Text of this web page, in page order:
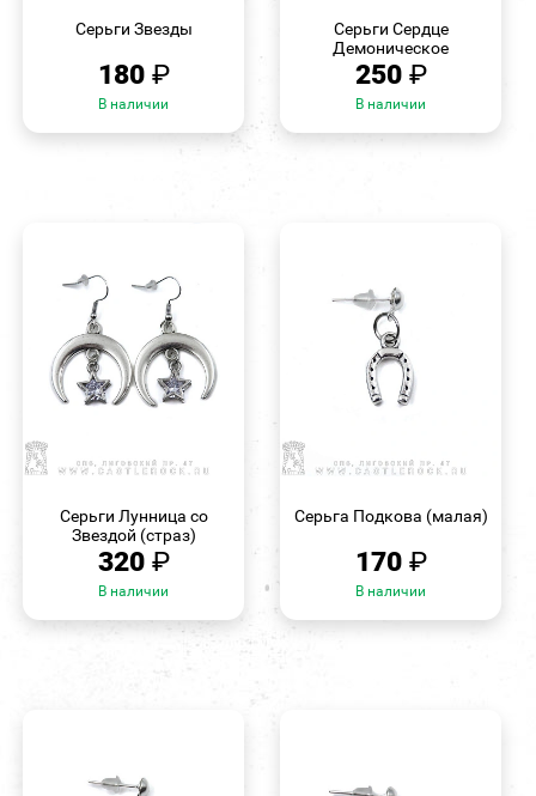
Серьги Звезды
180 ₽
В наличии
Серьги Сердце
Демоническое
250 ₽
В наличии
Серьги Лунница со
Звездой (страз)
320 ₽
В наличии
Серьга Подкова (малая)
170 ₽
В наличии